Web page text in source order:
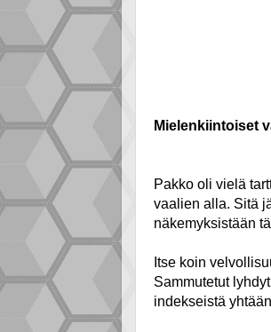
Mielenkiintoiset
Pakko oli vielä
vaalien alla. Sitä
näkemyksistään
Itse koin
Sammutetut
indekseistä